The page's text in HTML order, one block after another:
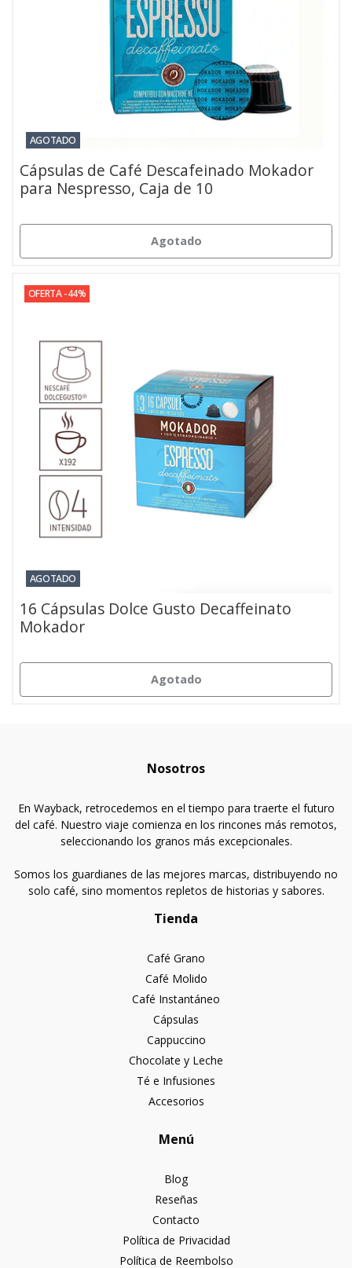
AGOTADO
Cápsulas de Café Descafeinado Mokador
para Nespresso, Caja de 10
Agotado
OFERTA -44%
AGOTADO
16 Cápsulas Dolce Gusto Decaffeinato
Mokador
Agotado
Nosotros
En Wayback, retrocedemos en el tiempo para traerte el futuro
del café. Nuestro viaje comienza en los rincones más remotos,
seleccionando los granos más excepcionales.
Somos los guardianes de las mejores marcas, distribuyendo no
solo café, sino momentos repletos de historias y sabores.
Tienda
Café Grano
Café Molido
Café Instantáneo
Cápsulas
Cappuccino
Chocolate y Leche
Té e Infusiones
Accesorios
Menú
Blog
Reseñas
Contacto
Política de Privacidad
Política de Reembolso